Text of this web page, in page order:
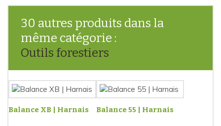
30 autres produits dans la
même catégorie :
Outils forestiers
Balance XB | Harnais Balance 55 | Harnais